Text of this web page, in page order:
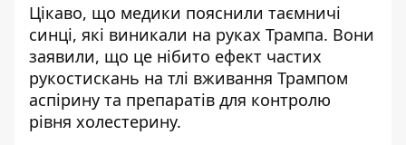
Цікаво, що медики пояснили таємничі
синці, які виникали на руках Трампа. Вони
заявили, що це нібито ефект частих
рукостискань на тлі вживання Трампом
аспірину та препаратів для контролю
рівня холестерину.